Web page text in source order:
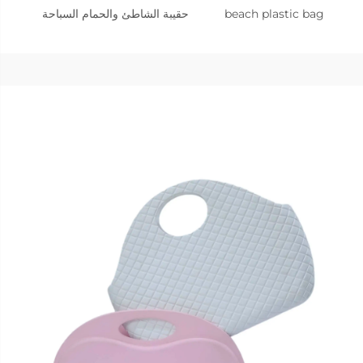
beach plastic bag حقيبة الشاطئ والحمام السباحة